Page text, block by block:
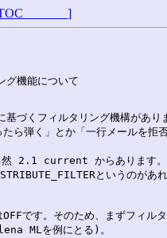
リング機能について
づくフィルタリング機構があり
ら弾く」とか「一行メールを拒
然 2.1 current からあります。
というのがあ
です。そのため、まずフィル
MLを例にとる)。